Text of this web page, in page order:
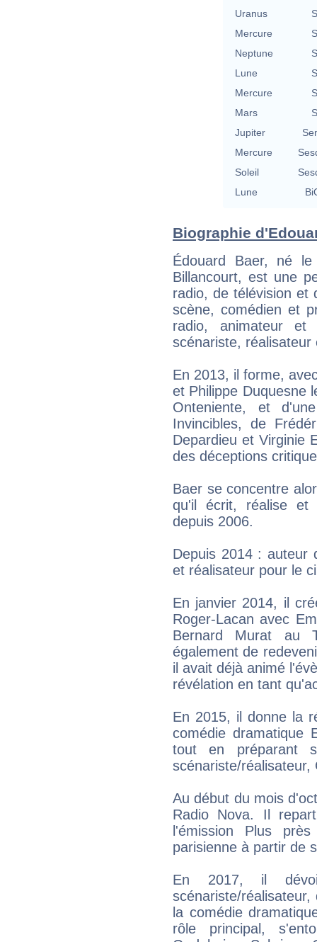
Uranus
Mercure
Neptune
Lune
Mercure
Mars
Jupiter
Mercure
Soleil
Lune
Biographie
Édouard Baer, né
Billancourt, est une
radio, de télévision et
scène, comédien et
radio, animateur et
scénariste,
En 2013, il forme,
et Philippe Duquesne
Onteniente, et
Invincibles, de
Depardieu et Virginie
des déceptions
Baer se concentre
qu'il écrit, réalise et
depuis 2006.
Depuis 2014 : auteur
et réalisateur pour le
En janvier 2014, il
Roger-Lacan avec
Bernard Murat au
également de
il avait déjà animé
révélation en tant
En 2015, il donne la
comédie dramatique
tout en préparant
scénariste/réalisateur,
Au début du mois
Radio Nova. Il
l'émission Plus
parisienne à partir de
En 2017, il
scénariste/
la comédie
rôle principal,